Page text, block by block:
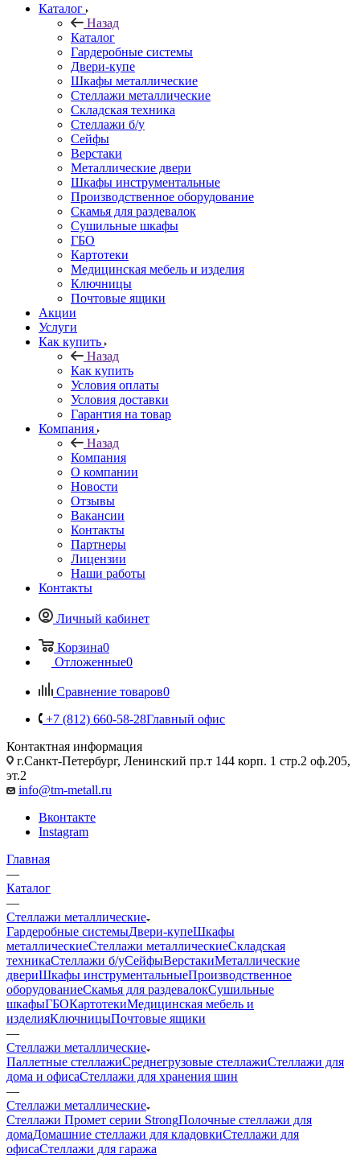
Каталог
Назад
Каталог
Гардеробные системы
Двери-купе
Шкафы металлические
Стеллажи металлические
Складская техника
Стеллажи б/у
Сейфы
Верстаки
Металлические двери
Шкафы инструментальные
Производственное оборудование
Скамья для раздевалок
Сушильные шкафы
ГБО
Картотеки
Медицинская мебель и изделия
Ключницы
Почтовые ящики
Акции
Услуги
Как купить
Назад
Как купить
Условия оплаты
Условия доставки
Гарантия на товар
Компания
Назад
Компания
О компании
Новости
Отзывы
Вакансии
Контакты
Партнеры
Лицензии
Наши работы
Контакты
Личный кабинет
Корзина0
Отложенные0
Сравнение товаров0
+7 (812) 660-58-28Главный офис
Контактная информация
г.Санкт-Петербург, Ленинский пр.т 144 корп. 1 стр.2 оф.205,
эт.2
info@tm-metall.ru
Вконтакте
Instagram
Главная
—
Каталог
—
Стеллажи металлические
Гардеробные системыДвери-купеШкафы
металлическиеСтеллажи металлическиеСкладская
техникаСтеллажи б/уСейфыВерстакиМеталлические
двериШкафы инструментальныеПроизводственное
оборудованиеСкамья для раздевалокСушильные
шкафыГБОКартотекиМедицинская мебель и
изделияКлючницыПочтовые ящики
—
Стеллажи металлические
Паллетные стеллажиСреднегрузовые стеллажиСтеллажи для
дома и офисаСтеллажи для хранения шин
—
Стеллажи металлические
Стеллажи Промет серии StrongПолочные стеллажи для
домаДомашние стеллажи для кладовкиСтеллажи для
офисаСтеллажи для гаража